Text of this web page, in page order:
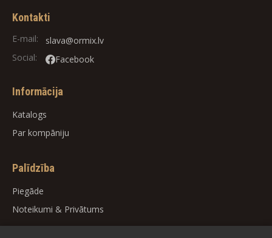
Kontakti
E-mail:
slava@ormix.lv
Social:
Facebook
Informācija
Katalogs
Par kompāniju
Palīdzība
Piegāde
Noteikumi & Privātums